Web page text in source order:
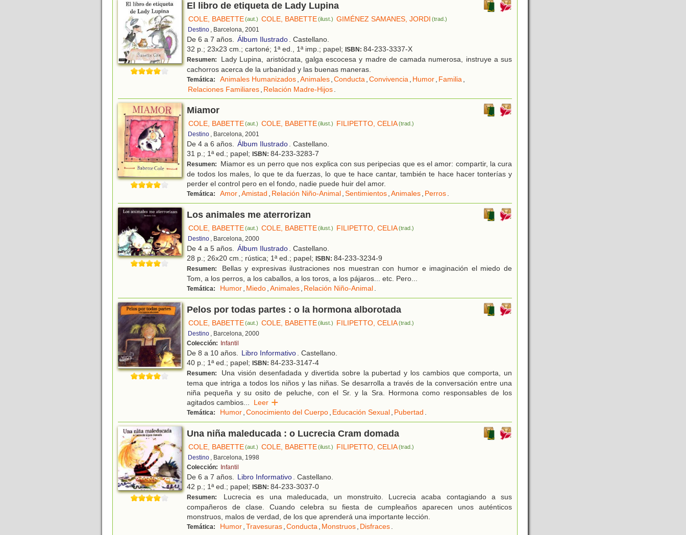
El libro de etiqueta de Lady Lupina
COLE, BABETTE(aut.) COLE, BABETTE(ilust.) GIMÉNEZ SAMANES, JORDI (trad.)
Destino , Barcelona, 2001
De 6 a 7 años. Álbum Ilustrado. Castellano.
32 p.; 23x23 cm.; cartoné; 1ª ed., 1ª imp.; papel; ISBN: 84-233-3337-X
Resumen:
Lady Lupina, aristócrata, galga escocesa y madre de camada numerosa, instruye a sus
cachorros acerca de la urbanidad y las buenas maneras.
Temática: Animales Humanizados,Animales,Conducta,Convivencia, Humor, Familia,
Relaciones Familiares, Relación Madre-Hijos.
Miamor
COLE, BABETTE(aut.) COLE, BABETTE(ilust.) FILIPETTO, CELIA(trad.)
Destino , Barcelona, 2001
De 4 a 6 años. Álbum Ilustrado. Castellano.
31 p.; 1ª ed.; papel; ISBN: 84-233-3283-7
Resumen:
Miamor es un perro que nos explica con sus peripecias que es el amor: compartir, la cura
de todos los males, lo que te da fuerzas, lo que te hace cantar, también te hace hacer tonterías y
perder el control pero en el fondo, nadie puede huir del amor.
Temática: Amor,Amistad , Relación Niño-Animal,Sentimientos,Animales, Perros.
Los animales me aterrorizan
COLE, BABETTE(aut.) COLE, BABETTE(ilust.) FILIPETTO, CELIA(trad.)
Destino , Barcelona, 2000
De 4 a 5 años. Álbum Ilustrado. Castellano.
28 p.; 26x20 cm.; rústica; 1ª ed.; papel; ISBN: 84-233-3234-9
Resumen:
Bellas y expresivas ilustraciones nos muestran con humor e imaginación el miedo de
Tom, a los perros, a los caballos, a los toros, a los pájaros... etc. Pero...
Temática: Humor, Miedo,Animales, Relación Niño-Animal.
Pelos por todas partes : o la hormona alborotada
COLE, BABETTE(aut.) COLE, BABETTE(ilust.) FILIPETTO, CELIA(trad.)
Destino , Barcelona, 2000
Colección:
Infantil
De 8 a 10 años. Libro Informativo. Castellano.
40 p.; 1ª ed.; papel; ISBN: 84-233-3147-4
Resumen:
Una visión desenfadada y divertida sobre la pubertad y los cambios que comporta, un
tema que intriga a todos los niños y las niñas. Se desarrolla a través de la conversación entre una
niña pequeña y su osito de peluche, con el Sr. y la Sra. Hormona como responsables de los
agitados cambios... Leer
Temática: Humor,Conocimiento del Cuerpo, Educación Sexual, Pubertad .
Una niña maleducada : o Lucrecia Cram domada
COLE, BABETTE(aut.) COLE, BABETTE(ilust.) FILIPETTO, CELIA(trad.)
Destino , Barcelona, 1998
Colección:
Infantil
De 6 a 7 años. Libro Informativo. Castellano.
42 p.; 1ª ed.; papel; ISBN: 84-233-3037-0
Resumen:
Lucrecia es una maleducada, un monstruito. Lucrecia acaba contagiando a sus
compañeros de clase. Cuando celebra su fiesta de cumpleaños aparecen unos auténticos
monstruos, malos de verdad, de los que aprenderá una importante lección.
Temática: Humor,Travesuras,Conducta, Monstruos, Disfraces.